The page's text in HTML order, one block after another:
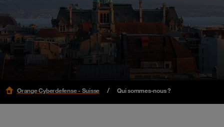
Orange Cyberdefense - Suisse Qui sommes-nous ?